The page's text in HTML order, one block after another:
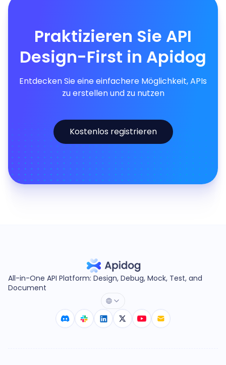
Praktizieren Sie API
Design-First in Apidog
Entdecken Sie eine einfachere Möglichkeit, APIs
zu erstellen und zu nutzen
Kostenlos registrieren
All-in-One API Platform: Design, Debug, Mock, Test, and
Document